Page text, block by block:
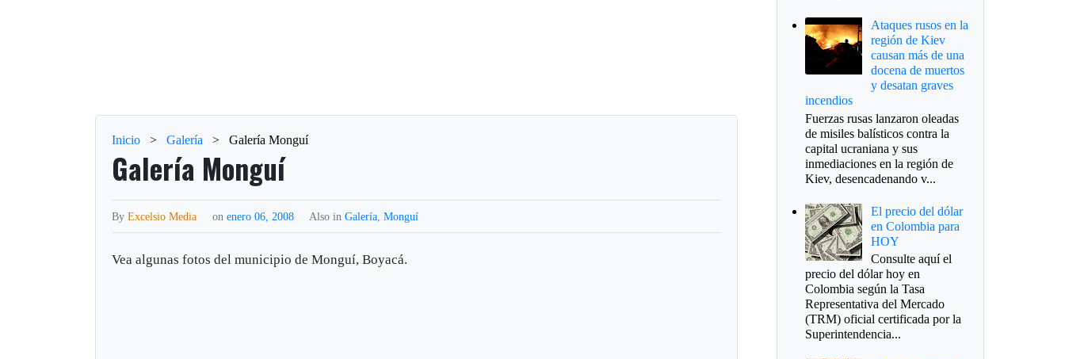
Inicio > Galería > Galería Monguí
Galería Monguí
ByExcelsio Media onenero 06, 2008 Also inGalería ,Monguí
Vea algunas fotos del municipio de Monguí, Boyacá.
Ataques rusos en la
región de Kiev
causan más de una
docena de muertos
y desatan graves
incendios
Fuerzas rusas lanzaron oleadas
de misiles balísticos contra la
capital ucraniana y sus
inmediaciones en la región de
Kiev, desencadenando v...
El precio del dólar
en Colombia para
HOY
Consulte aquí el
precio del dólar hoy en
Colombia según la Tasa
Representativa del Mercado
(TRM) oficial certificada por la
Superintendencia...